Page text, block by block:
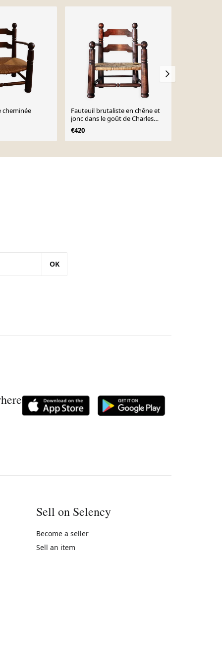
cheminée
Fauteuil brutaliste en chêne et
jonc dans le goût de Charles
Dudouyt, 1940
€420
OK
Sell on Selency
Become a seller
Sell an item